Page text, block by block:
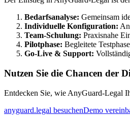
Bedarfsanalyse: Gemeinsam
Individuelle Konfiguration:
Team-Schulung: Praxisnahe
Pilotphase: Begleitete
Go-Live & Support:
Nutzen Sie die Chancen der
Entdecken Sie, wie AnyGuard-Legal
anyguard.legal besuchenDemo